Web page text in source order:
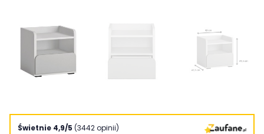
Świetnie 4,9/5 (3442 opinii)